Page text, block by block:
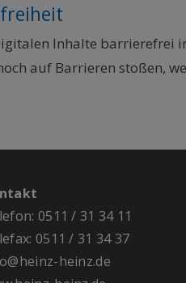
Inhalte barrierefrei
auf Barrieren stoßen,
0511 / 31 34 11
0511 / 31 34 37
heinz.de